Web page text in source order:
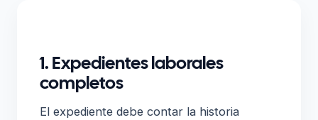
1. Expedientes laborales
completos
El expediente debe contar la historia